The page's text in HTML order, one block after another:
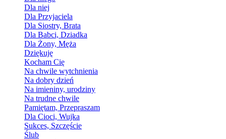
Dla niej
Dla Przyjaciela
Dla Siostry, Brata
Dla Babci, Dziadka
Dla Żony, Męża
Dziękuję
Kocham Cię
Na chwile wytchnienia
Na dobry dzień
Na imieniny, urodziny
Na trudne chwile
Pamiętam, Przepraszam
Dla Cioci, Wujka
Sukces, Szczęście
Ślub